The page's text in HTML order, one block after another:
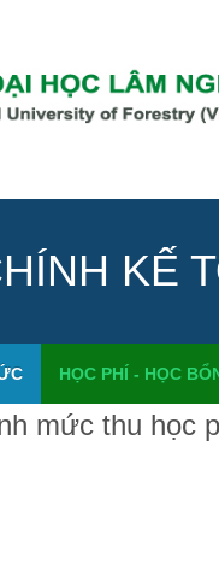
KẾ
HỌC PHÍ - HỌC
mức thu học